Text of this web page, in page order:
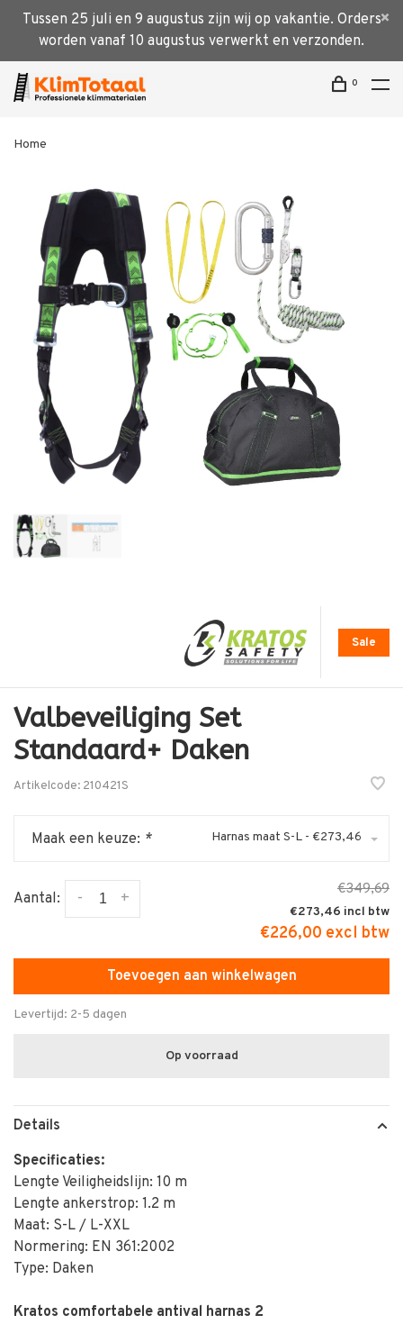
Tussen 25 juli en 9 augustus zijn wij op vakantie. Orders
worden vanaf 10 augustus verwerkt en verzonden.
0
Home
Sale
Valbeveiliging Set
Standaard+ Daken
Artikelcode: 210421S
Maak een keuze: * Harnas maat S-L - €273,46
Aantal: +
-
€349,69
€273,46
€226,00 excl btw
Toevoegen aan winkelwagen
Levertijd: 2-5 dagen
Op voorraad
Details
Specificaties:
Lengte Veiligheidslijn: 10 m
Lengte ankerstrop: 1.2 m
Maat: S-L / L-XXL
Normering: EN 361:2002
Type: Daken
Kratos comfortabele antival harnas 2